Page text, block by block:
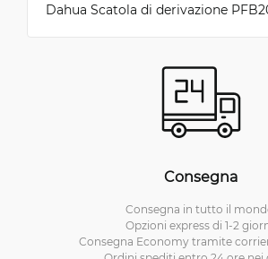
Dahua Scatola di derivazione
Consegna
Consegna in tutto il
Opzioni express di 1-2
Consegna Economy tramite